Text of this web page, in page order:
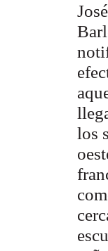
los